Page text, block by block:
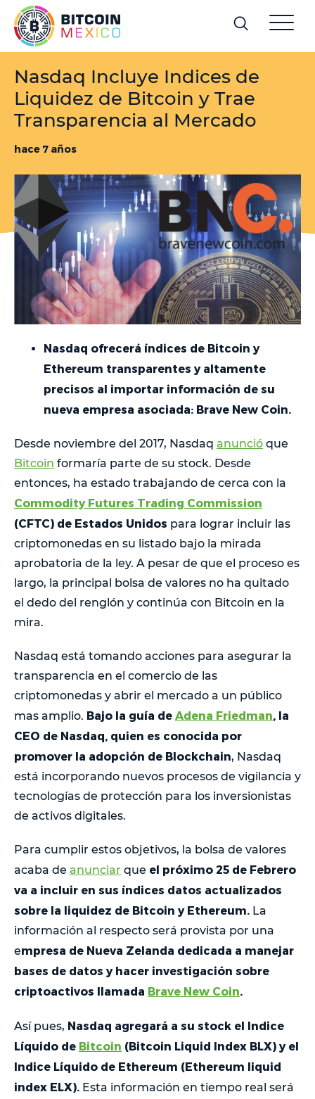
Nasdaq Incluye Indices de
Liquidez de Bitcoin y Trae
Transparencia al Mercado
hace 7 años
Nasdaq ofrecerá índices de Bitcoin y
Ethereum transparentes y altamente
precisos al importar información de su
nueva empresa asociada: Brave New Coin.
Desde noviembre del 2017, Nasdaq anunció que
Bitcoin formaría parte de su stock. Desde
entonces, ha estado trabajando de cerca con la
Commodity Futures Trading Commission
(CFTC) de Estados Unidos para lograr incluir las
criptomonedas en su listado bajo la mirada
aprobatoria de la ley. A pesar de que el proceso es
largo, la principal bolsa de valores no ha quitado
el dedo del renglón y continúa con Bitcoin en la
mira.
Nasdaq está tomando acciones para asegurar la
transparencia en el comercio de las
criptomonedas y abrir el mercado a un público
mas amplio. Bajo la guía de Adena Friedman, la
CEO de Nasdaq, quien es conocida por
promover la adopción de Blockchain, Nasdaq
está incorporando nuevos procesos de vigilancia y
tecnologías de protección para los inversionistas
de activos digitales.
Para cumplir estos objetivos, la bolsa de valores
acaba de anunciar que el próximo 25 de Febrero
va a incluir en sus índices datos actualizados
sobre la liquidez de Bitcoin y Ethereum. La
información al respecto será provista por una
empresa de Nueva Zelanda dedicada a manejar
bases de datos y hacer investigación sobre
criptoactivos llamada Brave New Coin.
Así pues, Nasdaq agregará a su stock el Indice
Líquido de Bitcoin (Bitcoin Liquid Index BLX) y el
Indice Líquido de Ethereum (Ethereum liquid
index ELX). Esta información en tiempo real será